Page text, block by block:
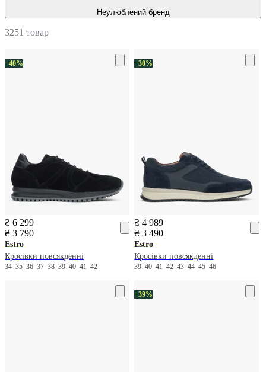
Неулюблений бренд
3251 товар
−40%
₴ 6 299
₴ 3 790
Estro
Кросівки повсякденні
34 35 36 37 38 39 40 41 42
−30%
₴ 4 989
₴ 3 490
Estro
Кросівки повсякденні
3940414243444546
−39%